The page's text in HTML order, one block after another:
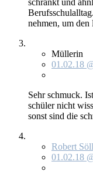
schränkt und
neh­men, um den
Müllerin
01.02.18
Sehr schmuck.
schü­ler nicht
sonst sind die
Robert
01.02.18